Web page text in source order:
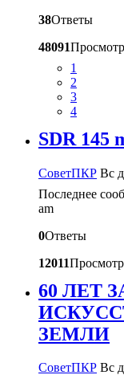
38Ответы
48091
1
2
3
4
SDR 145
CоветПКР Вс
Последнее
am
0Ответы
12011
60 ЛЕТ
ЗЕМЛИ
CоветПКР Вс